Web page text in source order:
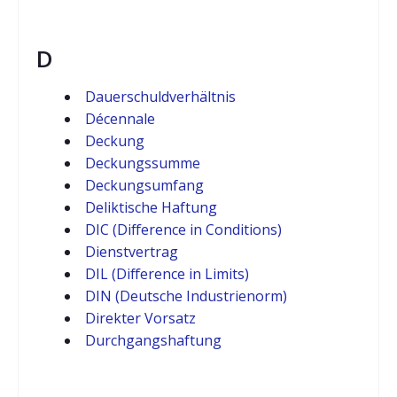
D
Dauerschuldverhältnis
Décennale
Deckung
Deckungssumme
Deckungsumfang
Deliktische Haftung
DIC (Difference in Conditions)
Dienstvertrag
DIL (Difference in Limits)
DIN (Deutsche Industrienorm)
Direkter Vorsatz
Durchgangshaftung